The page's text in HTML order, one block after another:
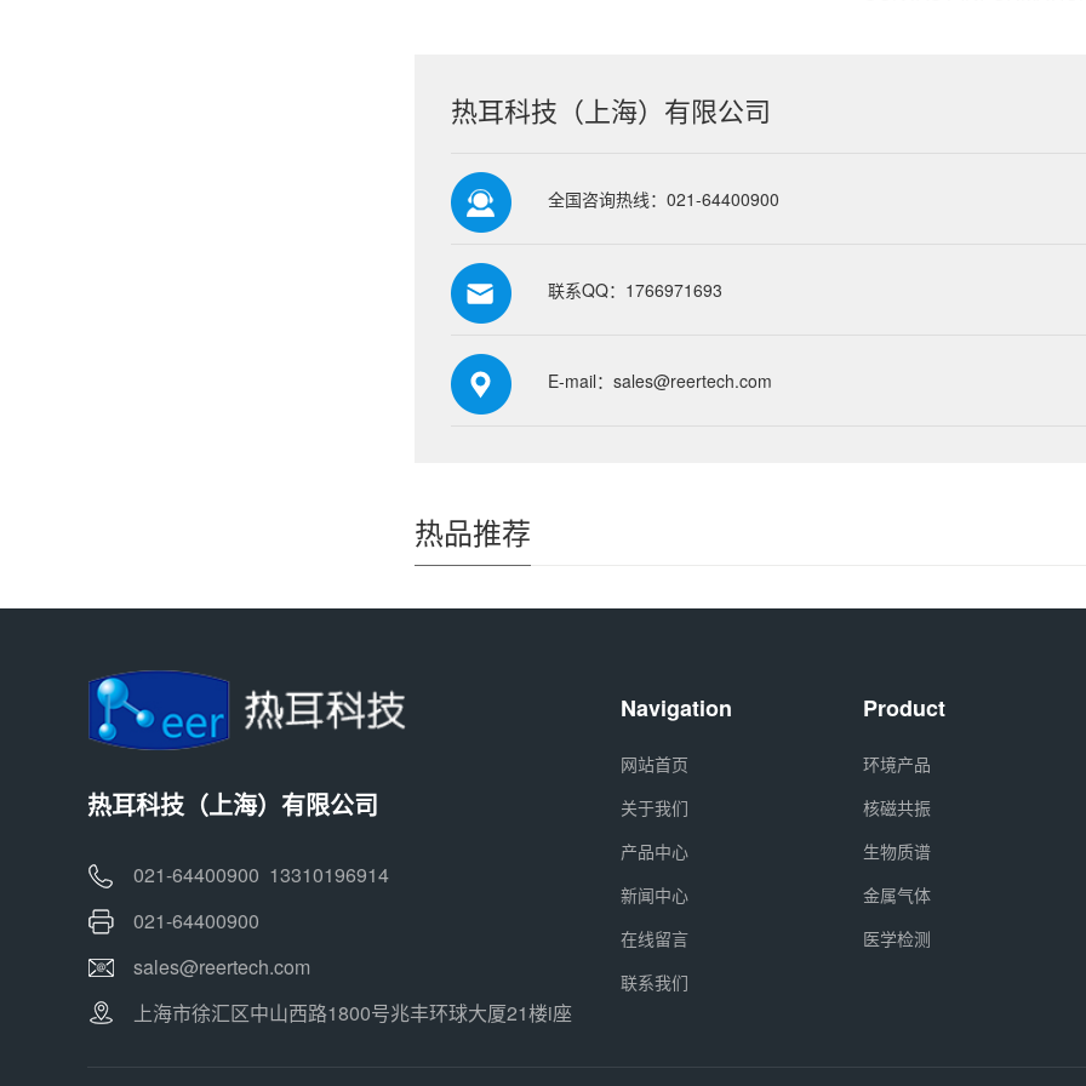
热耳科技（上海）有限公司
全国咨询热线：021-64400900
联系QQ：1766971693
E-mail：sales@reertech.com
热品推荐
热耳科技（上海）有限公司
021-64400900 13310196914
021-64400900
sales@reertech.com
上海市徐汇区中山西路1800号兆丰环球大厦21楼i座
Navigation
网站首页
关于我们
产品中心
新闻中心
在线留言
联系我们
Product
环境产品
核磁共振
生物质谱
金属气体
医学检测